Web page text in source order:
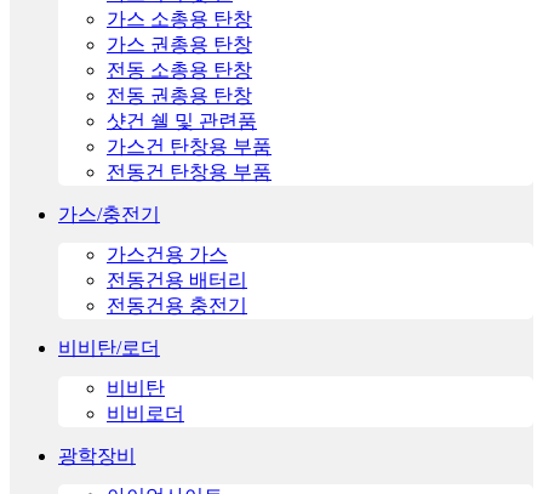
가스 소총용 탄창
가스 권총용 탄창
전동 소총용 탄창
전동 권총용 탄창
샷건 쉘 및 관련품
가스건 탄창용 부품
전동건 탄창용 부품
가스/충전기
가스건용 가스
전동건용 배터리
전동건용 충전기
비비탄/로더
비비탄
비비로더
광학장비